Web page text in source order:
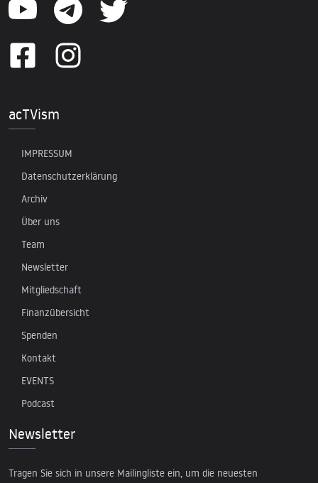
acTVism
IMPRESSUM
Datenschutzerklärung
Archiv
Über uns
Team
Newsletter
Mitgliedschaft
Finanzübersicht
Spenden
Kontakt
EVENTS
Podcast
Newsletter
Tragen Sie sich in unsere Mailingliste ein, um die neuesten